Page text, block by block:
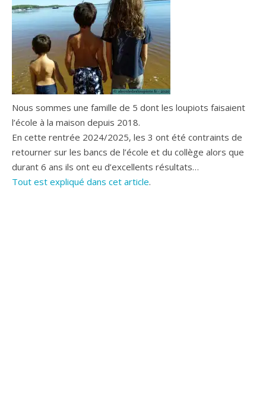
Nous sommes une famille de 5 dont les loupiots faisaient
l’école à la maison depuis 2018.
En cette rentrée 2024/2025, les 3 ont été contraints de
retourner sur les bancs de l’école et du collège alors que
durant 6 ans ils ont eu d’excellents résultats…
Tout est expliqué dans cet article.